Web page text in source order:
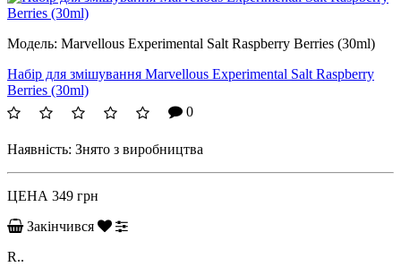
Модель: Marvellous Experimental Salt Raspberry Berries (30ml)
Набір для змішування Marvellous Experimental Salt Raspberry
Berries (30ml)
0
Наявність: Знято з виробництва
ЦЕНА 349 грн
Закінчився
R..